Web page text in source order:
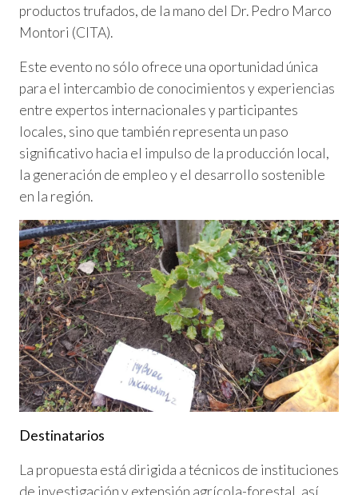
productos trufados, de la mano del Dr. Pedro Marco
Montori (CITA).
Este evento no sólo ofrece una oportunidad única
para el intercambio de conocimientos y experiencias
entre expertos internacionales y participantes
locales, sino que también representa un paso
significativo hacia el impulso de la producción local,
la generación de empleo y el desarrollo sostenible
en la región.
Destinatarios
La propuesta está dirigida a técnicos de instituciones
de investigación y extensión agrícola-forestal, así